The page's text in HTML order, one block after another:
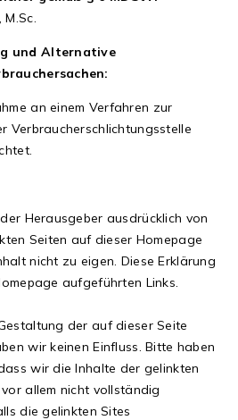
und Alternative
an einem Verfahren zur
Verbraucherschlichtungsstelle
Herausgeber ausdrücklich von
Seiten auf dieser Homepage
nicht zu eigen. Diese Erklärung
aufgeführten Links.
der auf dieser Seite
wir keinen Einfluss. Bitte haben
wir die Inhalte der gelinkten
allem nicht vollständig
die gelinkten Sites